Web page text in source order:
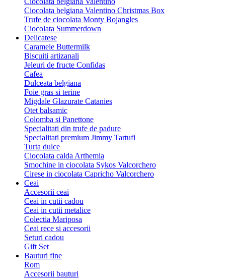
Ciocolata belgiana Valentino Christmas Box
Trufe de ciocolata Monty Bojangles
Ciocolata Summerdown
Delicatese
Caramele Buttermilk
Biscuiti artizanali
Jeleuri de fructe Confidas
Cafea
Dulceata belgiana
Foie gras si terine
Migdale Glazurate Catanies
Otet balsamic
Colomba si Panettone
Specialitati din trufe de padure
Specialitati premium Jimmy Tartufi
Turta dulce
Ciocolata calda Arthemia
Smochine in ciocolata Sykos Valcorchero
Cirese in ciocolata Capricho Valcorchero
Ceai
Accesorii ceai
Ceai in cutii cadou
Ceai in cutii metalice
Colectia Mariposa
Ceai rece si accesorii
Seturi cadou
Gift Set
Bauturi fine
Rom
Accesorii bauturi